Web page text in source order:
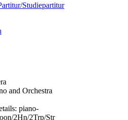
Studiepartitur
and Orchestra
piano-
2Hn/2Trp/Str